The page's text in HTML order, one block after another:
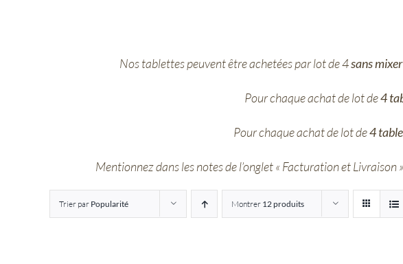
Nos tablettes peuvent être achetées par lot de 4sans
Pour chaque achat de lot de4
Pour chaque achat de lot de4
Mentionnez dans les notes de l’onglet « Facturation et Livraison
Trier par Popularité Montrer 12 produits